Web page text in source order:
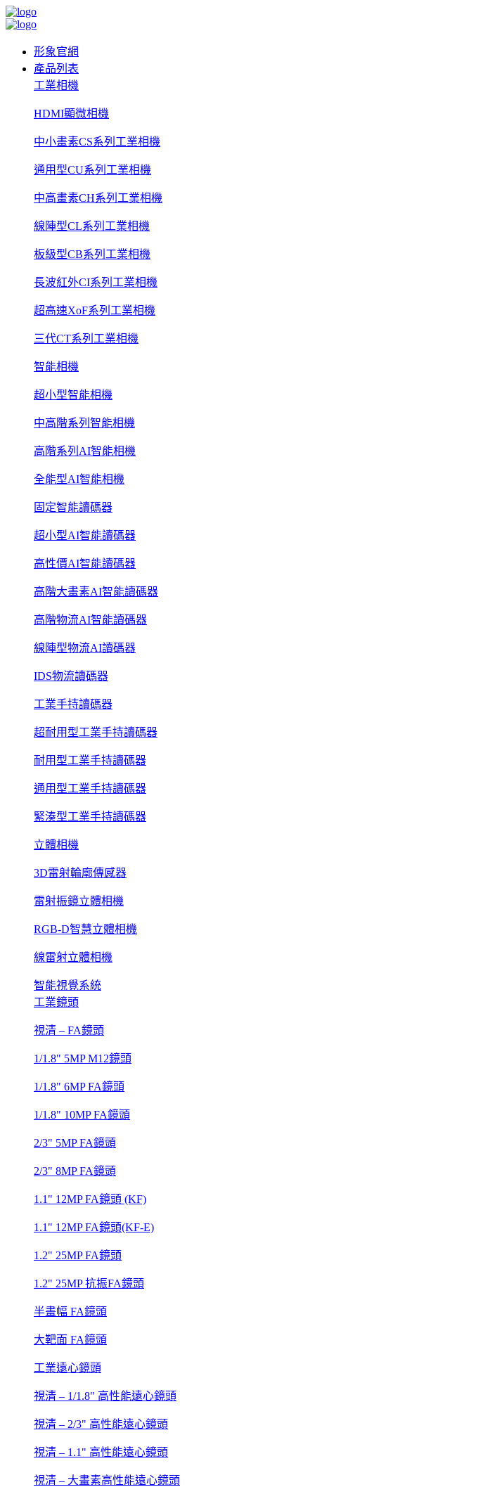
形象官網
產品列表
工業相機
HDMI顯微相機
中小畫素CS系列工業相機
通用型CU系列工業相機
中高畫素CH系列工業相機
線陣型CL系列工業相機
板級型CB系列工業相機
長波紅外CI系列工業相機
超高速XoF系列工業相機
三代CT系列工業相機
智能相機
超小型智能相機
中高階系列智能相機
高階系列AI智能相機
全能型AI智能相機
固定智能讀碼器
超小型AI智能讀碼器
高性價AI智能讀碼器
高階大畫素AI智能讀碼器
高階物流AI智能讀碼器
線陣型物流AI讀碼器
IDS物流讀碼器
工業手持讀碼器
超耐用型工業手持讀碼器
耐用型工業手持讀碼器
通用型工業手持讀碼器
緊湊型工業手持讀碼器
立體相機
3D雷射輪廓傳感器
雷射振鏡立體相機
RGB-D智慧立體相機
線雷射立體相機
智能視覺系統
工業鏡頭
視清 – FA鏡頭
1/1.8" 5MP M12鏡頭
1/1.8" 6MP FA鏡頭
1/1.8" 10MP FA鏡頭
2/3" 5MP FA鏡頭
2/3" 8MP FA鏡頭
1.1" 12MP FA鏡頭 (KF)
1.1" 12MP FA鏡頭(KF-E)
1.2" 25MP FA鏡頭
1.2" 25MP 抗振FA鏡頭
半畫幅 FA鏡頭
大靶面 FA鏡頭
工業遠心鏡頭
視清 – 1/1.8" 高性能遠心鏡頭
視清 – 2/3" 高性能遠心鏡頭
視清 – 1.1" 高性能遠心鏡頭
視清 – 大畫素高性能遠心鏡頭